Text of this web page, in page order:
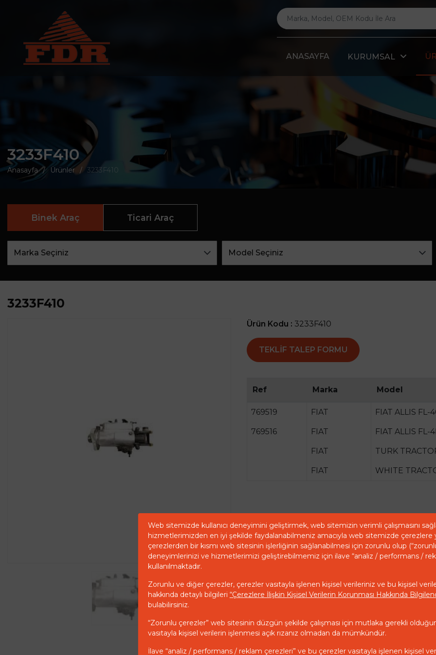
ANASAYFA KURUMSAL
3233F410
Anasayfa Ürünler 3233F410
Binek Araç Ticari Araç
3233F410
Ürün Kodu : 3233F410
TEKLIF TALEP FORMU
Ref Marka Model
769519 FIAT FIAT ALLIS FL-
769516 FIAT FIAT ALLIS FL-
FIAT TURK
FIAT WHITE
Web sitemizde kullanıcı deneyimini geliştirmek, web sitemizin verimli çalışmasını
hizmetlerimizden en iyi şekilde faydalanabilmeniz amacıyla web sitemizde çerezlere
çerezlerden bir kısmı web sitesinin işlerliğinin sağlanabilmesi için zorunlu olup
deneyimlerinizi ve hizmetlerimizi geliştirebilmemiz için ilave “analiz / performans /
kullanılmaktadır.
Zorunlu ve diğer çerezler, çerezler vasıtayla işlenen kişisel verileriniz ve bu kişisel
hakkında detaylı bilgileri “Çerezlere İlişkin Kişisel Verilerin Korunması Hakkında
bulabilirsiniz.
“Zorunlu çerezler” web sitesinin düzgün şekilde çalışması için mutlaka gerekli
vasıtayla kişisel verilerin işlenmesi açık rızanız olmadan da mümkündür.
İlave “analiz / performans / reklam çerezleri” ve bu çerezler vasıtayla işlenen kişisel